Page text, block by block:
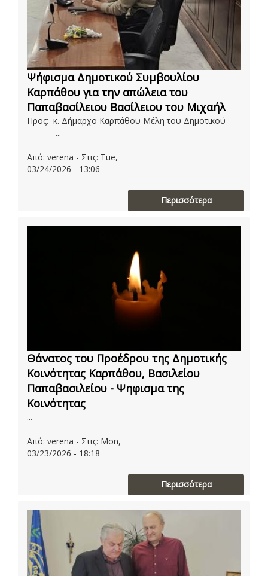
Ψήφισμα Δημοτικού Συμβουλίου
Καρπάθου για την απώλεια του
Παπαβασίλειου Βασίλειου του Μιχαήλ
Προς: κ. Δήμαρχο Καρπάθου Μέλη του Δημοτικού
...
Από: verena - Στις: Tue,
03/24/2026 - 13:06
Περισσότερα
Θάνατος του Προέδρου της Δημοτικής
Κοινότητας Καρπάθου, Βασιλείου
Παπαβασιλείου - Ψηφισμα της
Κοινότητας
...
Από: verena - Στις: Mon,
03/23/2026 - 18:18
Περισσότερα